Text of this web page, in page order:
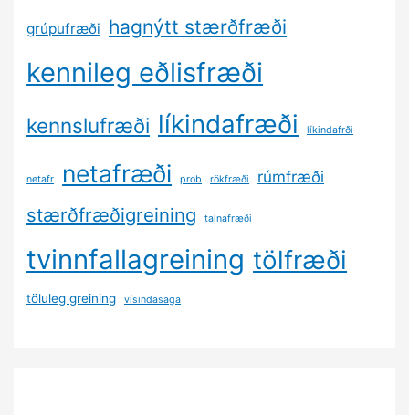
grúpufræði hagnýtt stærðfræði
kennileg eðlisfræði
kennslufræði líkindafræði líkindafrði
netafr netafræði prob rökfræði rúmfræði
stærðfræðigreining talnafræði
tvinnfallagreining tölfræði
töluleg greining vísindasaga